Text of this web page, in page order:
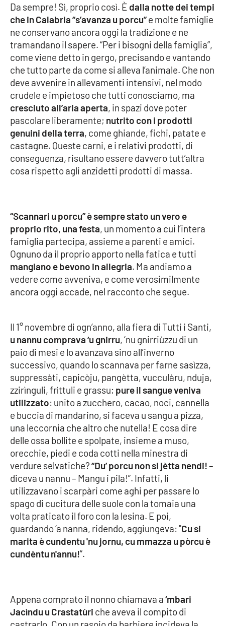
Politica
Sanità
Società
Sport
RUBRICHE
Good Morning Vietnam
Imprese Di Calabria
Le perfidie di Antonella Grippo
Venti di comunicazione
STREAMING
LaC TV
LaC Network
LaC OnAir
EDIZIONI
LOCALI
Catanzaro
Crotone
Vibo Valentia
Reggio Calabria
Da sempre! Sì, proprio così. È dalla notte dei tempi
che in Calabria “s’avanza u porcu”e molte famiglie
ne conservano ancora oggi la tradizione e ne
tramandano il sapere. “Per i bisogni della famiglia”,
come viene detto in gergo, precisando e vantando
che tutto parte da come si alleva l’animale. Che non
deve avvenire in allevamenti intensivi, nel modo
crudele e impietoso che tutti conosciamo, ma
cresciuto all’aria aperta, in spazi dove poter
pascolare liberamente; nutrito con i prodotti
genuini della terra, come ghiande, fichi, patate e
castagne. Queste carni, e i relativi prodotti, di
conseguenza, risultano essere davvero tutt’altra
cosa rispetto agli anzidetti prodotti di massa.
“Scannari u porcu” è sempre stato un vero e
proprio rito, una festa, un momento a cui l’intera
famiglia partecipa, assieme a parenti e amici.
Ognuno da il proprio apporto nella fatica e tutti
mangiano e bevono in allegria. Ma andiamo a
vedere come avveniva, e come verosimilmente
ancora oggi accade, nel racconto che segue.
Il 1° novembre di ogn’anno, alla fiera di Tutti i Santi,
u nannu comprava ‘u gnirru, ‘nu gnirriùzzu di un
paio di mesi e lo avanzava sino all’inverno
successivo, quando lo scannava per farne sasìzza,
suppressàti, capicòju, pangètta, vucculàru, nduja,
zzirìnguli, frìttuli e grassu; pure il sangue veniva
utilizzato: unito a zucchero, cacao, noci, cannella
e buccia di mandarino, si faceva u sangu a pizza,
una leccornia che altro che nutella! E cosa dire
delle ossa bollite e spolpate, insieme a muso,
orecchie, piedi e coda cotti nella minestra di
verdure selvatiche?“Du’ porcu non si jètta nendi!–
diceva u nannu – Mangu i pila!”. Infatti, li
utilizzavano i scarpàri come aghi per passare lo
spago di cucitura delle suole con la tomaia una
volta praticato il foro con la lesina. E poi,
guardando ‘a nanna, ridendo, aggiungeva: "Cu si
marita è cundentu 'nu jornu, cu mmazza u pòrcu è
cundèntu n'annu!”.
Appena comprato il nonno chiamava a‘mbari
Jacìndu u Crastatùri che aveva il compito di